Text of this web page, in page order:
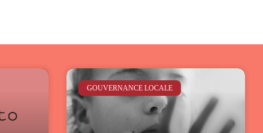
GOUVERNANCE LOCALE